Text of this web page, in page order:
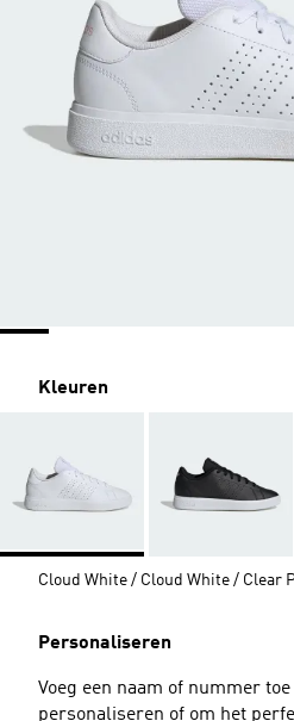
Kleuren
Cloud White / Cloud White / Clear
Personaliseren
Voeg een naam of nummer
personaliseren of om het